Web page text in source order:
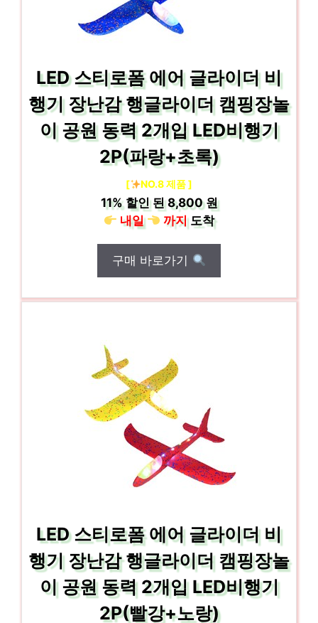
LED 스티로폼 에어 글라이더 비
행기 장난감 행글라이더 캠핑장놀
이 공원 동력 2개입 LED비행기
2P(파랑+초록)
[ NO.8 제품 ]
11%할인 된8,800 원
내일
까지도착
구매 바로가기
LED 스티로폼 에어 글라이더 비
행기 장난감 행글라이더 캠핑장놀
이 공원 동력 2개입 LED비행기
2P(빨강+노랑)